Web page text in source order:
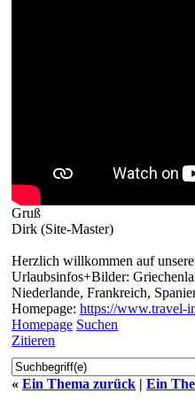
Gruß
Dirk (Site-Master)
Herzlich willkommen auf
Urlaubsinfos+Bilder:
Niederlande, Frankreich,
Homepage: https://www.travel-
Homepage Suchen
Zitieren
« Ein Thema zurück | Ein